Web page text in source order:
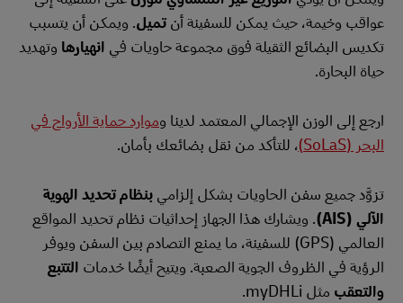
عواقب وخيمة، حيث يمكن للسفينة أنتميل. ويمكن أن يتسبب
تكديس البضائع الثقيلة فوق مجموعة حاويات في انهيارها وتهديد
حياة البحارة.
ارجع إلى الوزن الإجمالي المعتمد لدينا وموارد حماية الأرواح في
البحر (SoLaS)
، للتأكد من نقل بضائعك بأمان.
تزوَّد جميع سفن الحاويات بشكل إلزاميبنظام تحديد الهوية
الآلي (AIS)
. ويشارك هذا الجهاز إحداثيات نظام تحديد المواقع
العالمي (GPS) للسفينة، ما يمنع التصادم بين السفن ويوفر
الرؤية في الظروف الجوية الصعبة. ويتيح أيضًا خدمات التتبع
والتعقب مثل myDHLi.